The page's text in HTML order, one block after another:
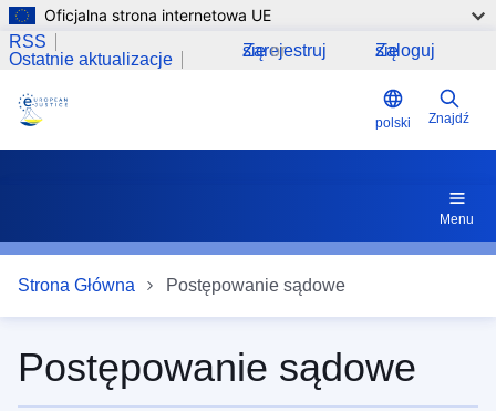
Przejdź do treści
Oficjalna strona internetowa UE
RSS
Ostatnie aktualizacje
Zarejestruj sięor Zaloguj się
polski Znajdź
Menu
Strona Główna Postępowanie sądowe
Postępowanie sądowe